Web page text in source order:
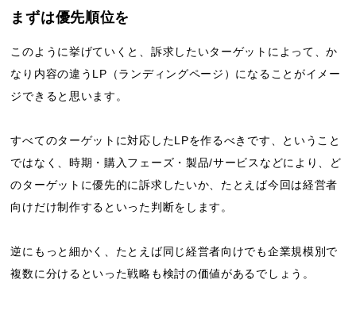
まずは優先順位を
このように挙げていくと、訴求したいターゲットによって、か
なり内容の違うLP（ランディングページ）になることがイメー
ジできると思います。
すべてのターゲットに対応したLPを作るべきです、ということ
ではなく、時期・購入フェーズ・製品/サービスなどにより、ど
のターゲットに優先的に訴求したいか、たとえば今回は経営者
向けだけ制作するといった判断をします。
逆にもっと細かく、たとえば同じ経営者向けでも企業規模別で
複数に分けるといった戦略も検討の価値があるでしょう。